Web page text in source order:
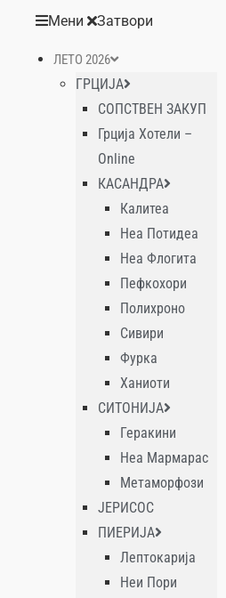
Мени Затвори
ЛЕТО 2026
ГРЦИЈА
СОПСТВЕН ЗАКУП
Грција Хотели –
Online
КАСАНДРА
Калитеа
Неа Потидеа
Неа Флогита
Пефкохори
Полихроно
Сивири
Фурка
Ханиоти
СИТОНИЈА
Геракини
Неа Мармарас
Метаморфози
ЈЕРИСОС
ПИЕРИЈА
Лептокарија
Неи Пори